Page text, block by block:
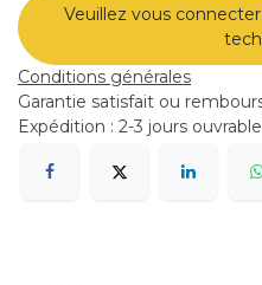
Veuillez vous
Conditions générales
Garantie satisfait ou
Expédition : 2-3 jours